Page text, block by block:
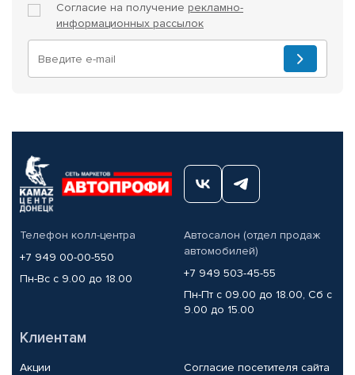
Согласие на получение рекламно-
информационных рассылок
Телефон колл-центра
+7 949 00-00-550
Пн-Вс с 9.00 до 18.00
Автосалон (отдел продаж
автомобилей)
+7 949 503-45-55
Пн-Пт с 09.00 до 18.00, Сб с
9.00 до 15.00
Клиентам
Акции
Согласие посетителя сайта